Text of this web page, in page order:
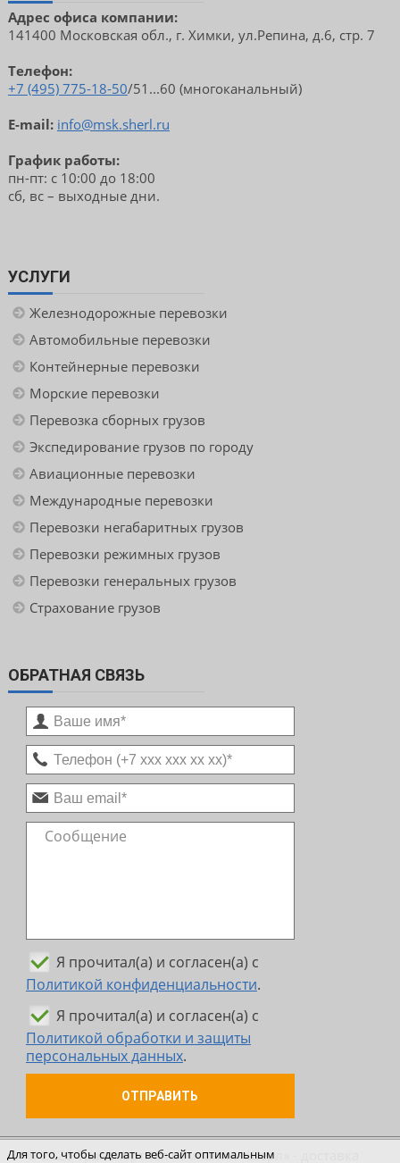
Адрес офиса компании:
141400 Московская обл., г. Химки, ул.Репина, д.6, стр. 7
Телефон:
+7 (495) 775-18-50/51...60 (многоканальный)
E-mail: info@msk.sherl.ru
График работы:
пн-пт: с 10:00 до 18:00
сб, вс – выходные дни.
УСЛУГИ
Железнодорожные перевозки
Автомобильные перевозки
Контейнерные перевозки
Морские перевозки
Перевозка сборных грузов
Экспедирование грузов по городу
Авиационные перевозки
Международные перевозки
Перевозки негабаритных грузов
Перевозки режимных грузов
Перевозки генеральных грузов
Страхование грузов
ОБРАТНАЯ СВЯЗЬ
Я прочитал(а) и согласен(а) с
Политикой конфиденциальности.
Я прочитал(а) и согласен(а) с
Политикой обработки и защиты
персональных данных.
ОТПРАВИТЬ
© 2026 Транспортная компания «Шерл» - доставка
Для того, чтобы сделать веб-сайт оптимальным